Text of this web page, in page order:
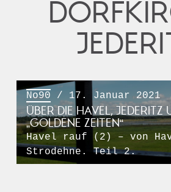
No90 / 17. Januar 2021
ÜBER DIE HAVEL, JEDERITZ
„GOLDENE ZEITEN“
Havel rauf (2) – von
Strodehne. Teil 2.